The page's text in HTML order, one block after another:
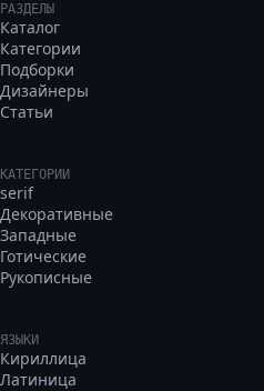
РАЗДЕЛЫ
Каталог
Категории
Подборки
Дизайнеры
Статьи
КАТЕГОРИИ
serif
Декоративные
Западные
Готические
Рукописные
ЯЗЫКИ
Кириллица
Латиница